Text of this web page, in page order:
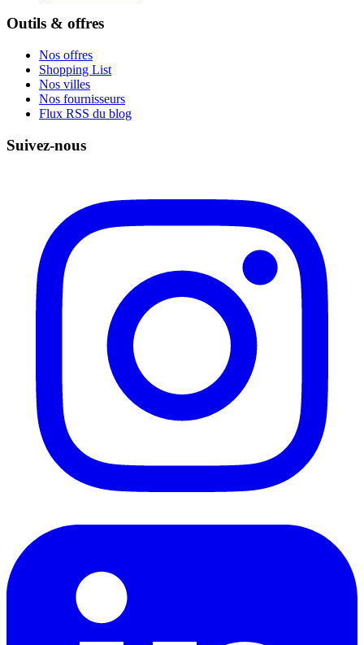
Outils & offres
Nos offres
Shopping List
Nos villes
Nos fournisseurs
Flux RSS du blog
Suivez-nous